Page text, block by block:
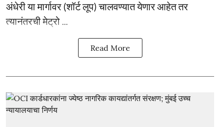
अंधेरी या मार्गावर (शॉर्ट लूप) चालवण्यात येणार आहेत तर
त्यानंतरची मेट्रो ...
Read More